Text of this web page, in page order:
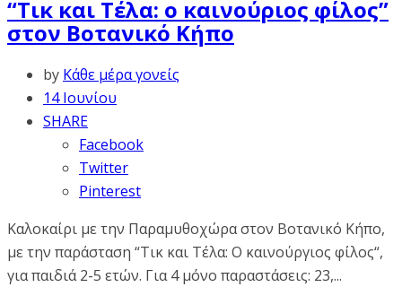
“Τικ και Τέλα: ο καινούριος φίλος”
στον Βοτανικό Κήπο
by Κάθε μέρα γονείς
14 Ιουνίου
SHARE
Facebook
Twitter
Pinterest
Καλοκαίρι με την Παραμυθοχώρα στον Βοτανικό Κήπο,
με την παράσταση “Τικ και Τέλα: Ο καινούργιος φίλος“,
για παιδιά 2-5 ετών. Για 4 μόνο παραστάσεις: 23,...